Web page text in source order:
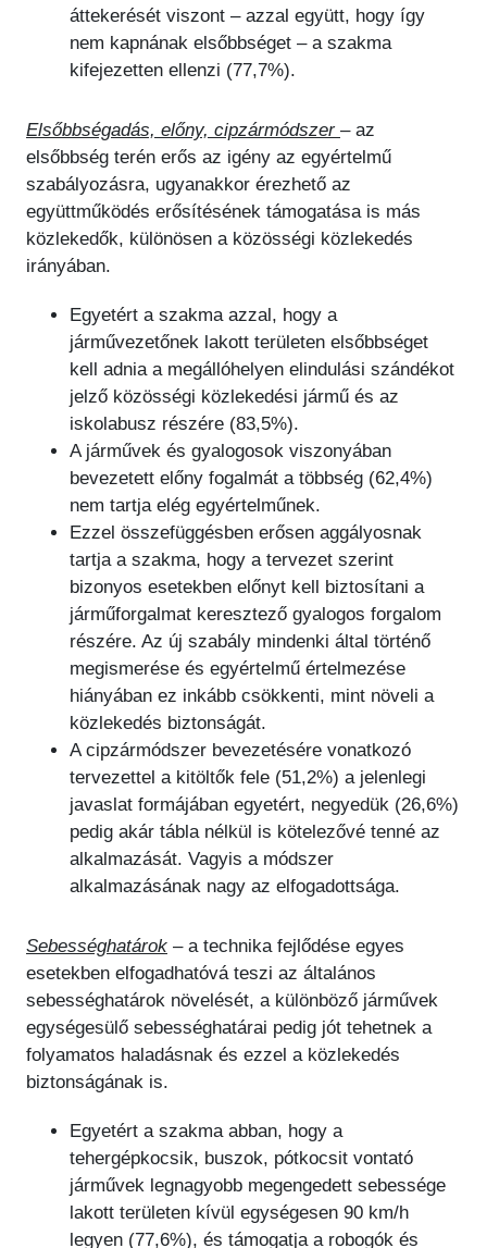
áttekerését viszont – azzal együtt, hogy így
nem kapnának elsőbbséget – a szakma
kifejezetten ellenzi (77,7%).
Elsőbbségadás, előny, cipzármódszer – az
elsőbbség terén erős az igény az egyértelmű
szabályozásra, ugyanakkor érezhető az
együttműködés erősítésének támogatása is más
közlekedők, különösen a közösségi közlekedés
irányában.
Egyetért a szakma azzal, hogy a
járművezetőnek lakott területen elsőbbséget
kell adnia a megállóhelyen elindulási szándékot
jelző közösségi közlekedési jármű és az
iskolabusz részére (83,5%).
A járművek és gyalogosok viszonyában
bevezetett előny fogalmát a többség (62,4%)
nem tartja elég egyértelműnek.
Ezzel összefüggésben erősen aggályosnak
tartja a szakma, hogy a tervezet szerint
bizonyos esetekben előnyt kell biztosítani a
járműforgalmat keresztező gyalogos forgalom
részére. Az új szabály mindenki által történő
megismerése és egyértelmű értelmezése
hiányában ez inkább csökkenti, mint növeli a
közlekedés biztonságát.
A cipzármódszer bevezetésére vonatkozó
tervezettel a kitöltők fele (51,2%) a jelenlegi
javaslat formájában egyetért, negyedük (26,6%)
pedig akár tábla nélkül is kötelezővé tenné az
alkalmazását. Vagyis a módszer
alkalmazásának nagy az elfogadottsága.
Sebességhatárok – a technika fejlődése egyes
esetekben elfogadhatóvá teszi az általános
sebességhatárok növelését, a különböző járművek
egységesülő sebességhatárai pedig jót tehetnek a
folyamatos haladásnak és ezzel a közlekedés
biztonságának is.
Egyetért a szakma abban, hogy a
tehergépkocsik, buszok, pótkocsit vontató
járművek legnagyobb megengedett sebessége
lakott területen kívül egységesen 90 km/h
legyen (77,6%), és támogatja a robogók és